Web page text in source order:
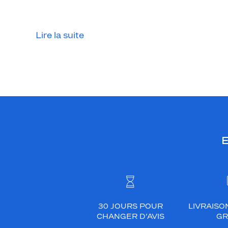
Lire la suite
30 JOURS POUR
CHANGER D’AVIS